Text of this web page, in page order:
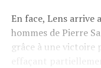
En face, Lens arrive
hommes de Pierre
grâce à une victoire